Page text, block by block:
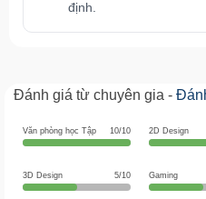
định.
Đánh giá từ chuyên gia -
Văn phòng học Tập 10/10 2D Design
3D Design 5/10 Gaming